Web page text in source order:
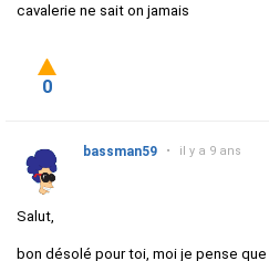
cavalerie ne sait on jamais
0
bassman59 • il y a 9 ans
Salut,
bon désolé pour toi, moi je pense